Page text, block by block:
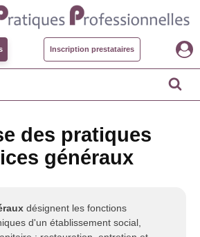
Inscription prestataires
des pratiques
généraux
désignent les fonctions
d'un établissement social,